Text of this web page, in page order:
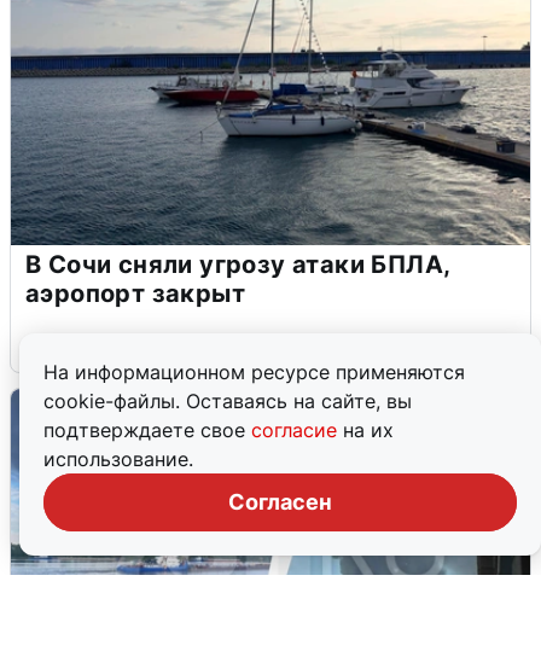
На информационном ресурсе применяются
cookie-файлы. Оставаясь на сайте, вы
подтверждаете свое согласие на их
использование.
Согласен
В Сочи сняли угрозу атаки БПЛА,
аэропорт закрыт